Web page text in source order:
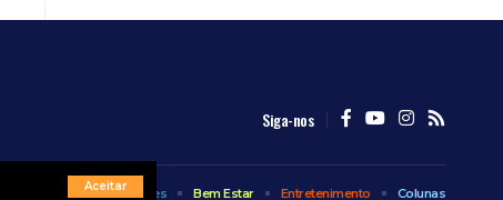
Aceitar
Siga-nos
Internacional Esportes Bem Estar Entretenimento Colunas